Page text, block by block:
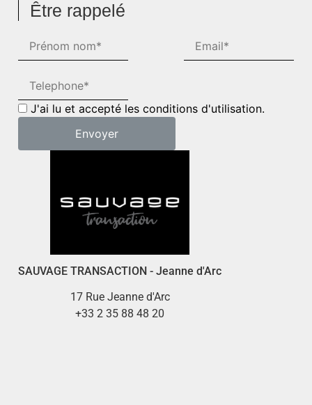
Être rappelé
J'ai lu et accepté les conditions d'utilisation.
SAUVAGE TRANSACTION - Jeanne d'Arc
17 Rue Jeanne d'Arc
+33 2 35 88 48 20